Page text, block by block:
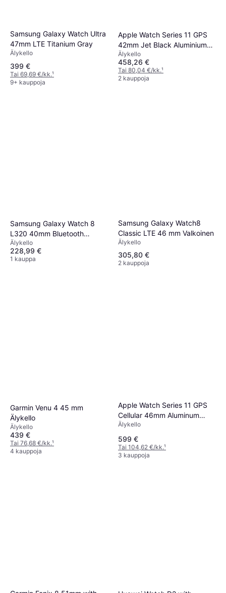
Samsung Galaxy Watch Ultra
47mm LTE Titanium Gray
Älykello
399 €
Tai 69,69 €/kk.¹
9+ kauppoja
Apple Watch Series 11 GPS
42mm Jet Black Aluminium
Case
Älykello
458,26 €
Tai 80,04 €/kk.¹
2 kauppoja
Samsung Galaxy Watch 8
L320 40mm Bluetooth
Grafiitti
Älykello
228,99 €
1 kauppa
Samsung Galaxy Watch8
Classic LTE 46 mm Valkoinen
Älykello
305,80 €
2 kauppoja
Garmin Venu 4 45 mm
Älykello
Älykello
439 €
Tai 76,68 €/kk.¹
4 kauppoja
Apple Watch Series 11 GPS
Cellular 46mm Aluminum
Case
Älykello
599 €
Tai 104,62 €/kk.¹
3 kauppoja